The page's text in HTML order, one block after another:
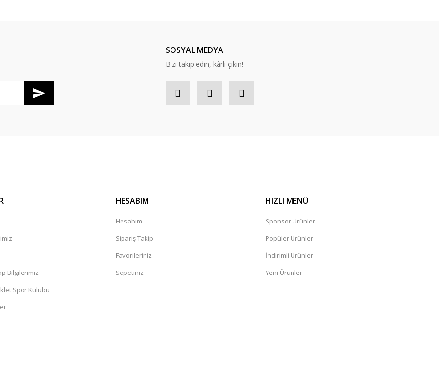
SOSYAL MEDYA
Bizi takip edin, kârlı çıkın!
Bilgilerimiz
Spor Kulübü
HESABIM
Hesabım
Sipariş Takip
Favorileriniz
Sepetiniz
HIZLI MENÜ
Sponsor Ürünler
Popüler Ürünler
İndirimli Ürünler
Yeni Ürünler